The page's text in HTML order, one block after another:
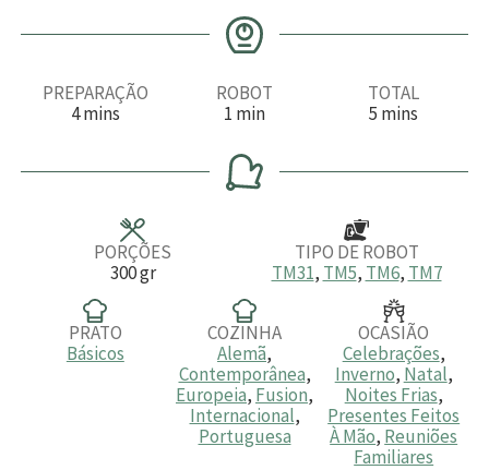
PREPARAÇÃO
4m
u
mins
ROBOT
1 m
n
u
t
min
TOTAL
5 m
u
mins
PORÇÕES
300gr
TIPO DE ROBOT
TM31, TM5, TM6, TM7
PRATO
Básicos
COZINHA
Alemã,
Contemporânea,
Europeia, Fusion,
Internacional,
Portuguesa
OCASIÃO
Celebrações,
Inverno, Natal,
Noites Frias,
Presentes Feitos
À Mão, Reuniões
Familiares